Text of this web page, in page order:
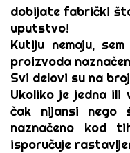
dobijate fabrički
uputstvo!
Kutiju nemaju,
proizvoda
Svi delovi su na
Ukoliko je jedna ili
čak nijansi
naznačeno kod
isporučuje